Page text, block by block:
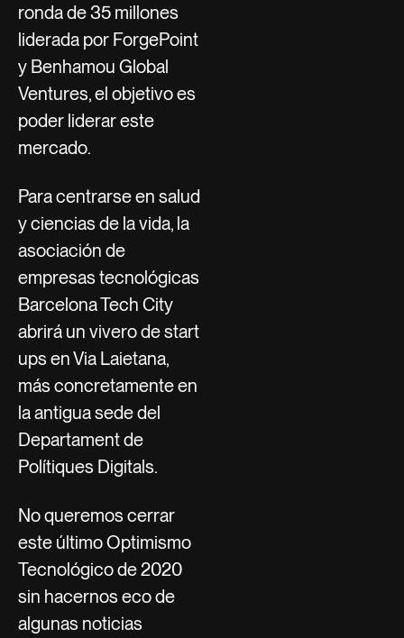
ronda de 35 millones
liderada por ForgePoint
y Benhamou Global
Ventures, el objetivo es
poder liderar este
mercado.
Para centrarse en salud
y ciencias de la vida, la
asociación de
empresas tecnológicas
Barcelona Tech City
abrirá un vivero de start
ups en Via Laietana,
más concretamente en
la antigua sede del
Departament de
Polítiques Digitals.
No queremos cerrar
este último Optimismo
Tecnológico de 2020
sin hacernos eco de
algunas noticias